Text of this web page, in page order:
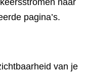
naar
pagina’s.
van je